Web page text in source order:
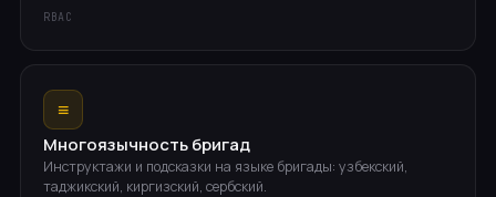
RBAC
≡
Многоязычность бригад
Инструктажи и подсказки на языке бригады: узбекский,
таджикский, киргизский, сербский.